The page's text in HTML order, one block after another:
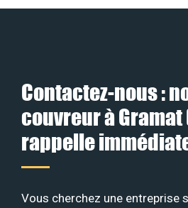
Contactez-nous :
couvreur à Gramat
rappelle
Vous cherchez une entreprise